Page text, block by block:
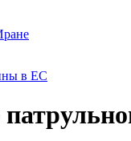
в ЕС